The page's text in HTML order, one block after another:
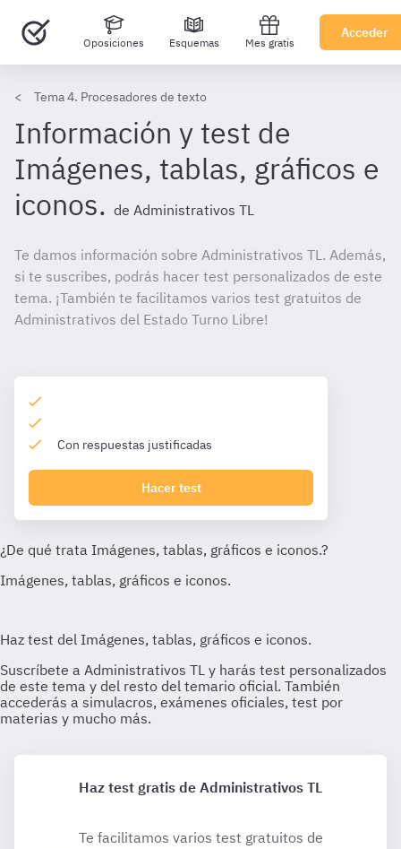
Oposiciones Esquemas Mes gratis
Acceder
Tema 4. Procesadores de texto
Información y test de
Imágenes, tablas, gráficos e
iconos. de Administrativos TL
Te damos información sobre Administrativos TL. Además,
si te suscribes, podrás hacer test personalizados de este
tema. ¡También te facilitamos varios test gratuitos de
Administrativos del Estado Turno Libre!
Con respuestas justificadas
Hacer test
Haz test gratis de Administrativos TL
Te facilitamos varios test gratuitos de